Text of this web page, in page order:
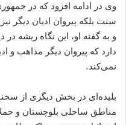
وی در ادامه افزود که در
سنت بلکه پیروان ادیان دیگر
و به گفته او، این نگاه ریشه
دارد که پیروان دیگر مذاهب و
نمی‌کند.
بلیده‌ای در بخش دیگری از
مناطق ساحلی بلوچستان و